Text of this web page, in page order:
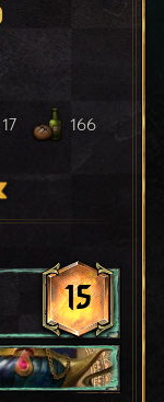
17 166
15